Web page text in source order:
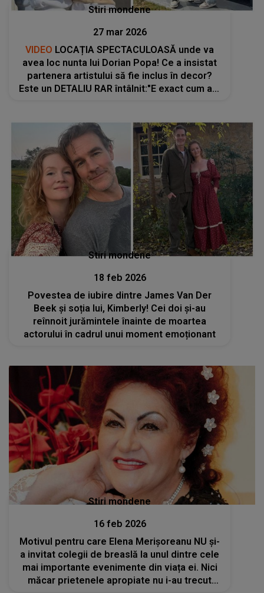
Stiri mondene
27 mar 2026
VIDEO LOCAȚIA SPECTACULOASĂ unde va
avea loc nunta lui Dorian Popa! Ce a insistat
partenera artistului să fie inclus în decor?
Este un DETALIU RAR întâlnit:"E exact cum am
Stiri mondene
18 feb 2026
Povestea de iubire dintre James Van Der
Beek și soția lui, Kimberly! Cei doi și-au
reînnoit jurămintele înainte de moartea
actorului în cadrul unui moment emoționant
Stiri mondene
16 feb 2026
Motivul pentru care Elena Merișoreanu NU și-
a invitat colegii de breaslă la unul dintre cele
mai importante evenimente din viața ei. Nici
măcar prietenele apropiate nu i-au trecut